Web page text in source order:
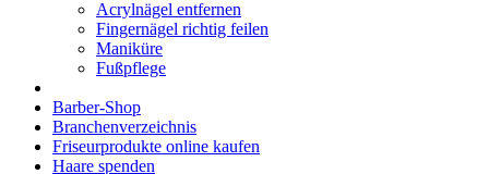
Acrylnägel entfernen
Fingernägel richtig feilen
Maniküre
Fußpflege
Barber-Shop
Branchenverzeichnis
Friseurprodukte online kaufen
Haare spenden